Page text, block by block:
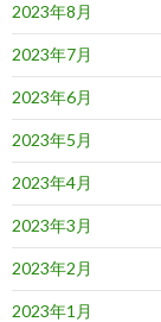
2023年8月
2023年7月
2023年6月
2023年5月
2023年4月
2023年3月
2023年2月
2023年1月